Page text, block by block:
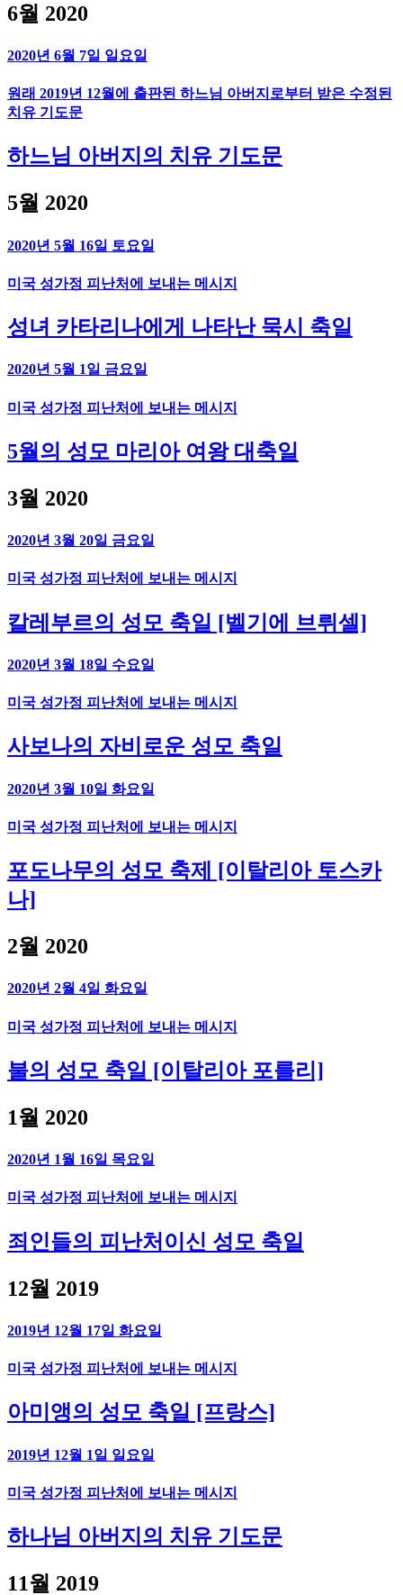
6월 2020
2020년 6월 7일 일요일
원래 2019년 12월에 출판된 하느님 아버지로부터 받은 수정된
치유 기도문
하느님 아버지의 치유 기도문
5월 2020
2020년 5월 16일 토요일
미국 성가정 피난처에 보내는 메시지
성녀 카타리나에게 나타난 묵시 축일
2020년 5월 1일 금요일
미국 성가정 피난처에 보내는 메시지
5월의 성모 마리아 여왕 대축일
3월 2020
2020년 3월 20일 금요일
미국 성가정 피난처에 보내는 메시지
칼레부르의 성모 축일 [벨기에 브뤼셀]
2020년 3월 18일 수요일
미국 성가정 피난처에 보내는 메시지
사보나의 자비로운 성모 축일
2020년 3월 10일 화요일
미국 성가정 피난처에 보내는 메시지
포도나무의 성모 축제 [이탈리아 토스카
나]
2월 2020
2020년 2월 4일 화요일
미국 성가정 피난처에 보내는 메시지
불의 성모 축일 [이탈리아 포를리]
1월 2020
2020년 1월 16일 목요일
미국 성가정 피난처에 보내는 메시지
죄인들의 피난처이신 성모 축일
12월 2019
2019년 12월 17일 화요일
미국 성가정 피난처에 보내는 메시지
아미앵의 성모 축일 [프랑스]
2019년 12월 1일 일요일
미국 성가정 피난처에 보내는 메시지
하나님 아버지의 치유 기도문
11월 2019